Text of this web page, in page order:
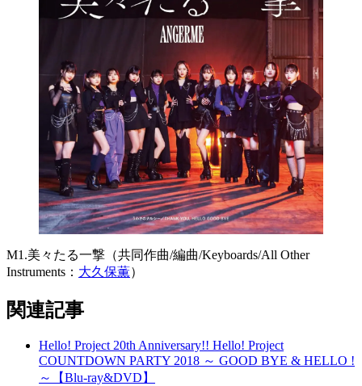
M1.美々たる一撃（共同作曲/編曲/Keyboards/All Other
Instruments： 大久保薫）
関連記事
Hello! Project 20th Anniversary!! Hello! Project
COUNTDOWN PARTY 2018 ～ GOOD BYE & HELLO !
～【Blu-ray&DVD】